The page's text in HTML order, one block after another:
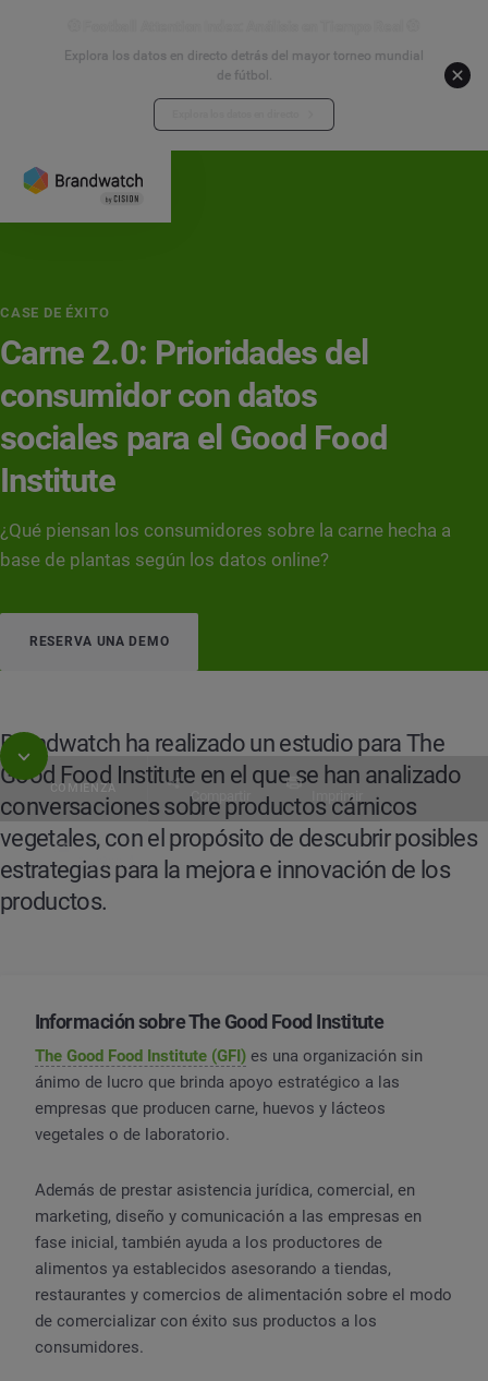
Explora los datos en directo detrás del mayor torneo mundial
de fútbol.
CASE DE ÉXITO
Carne 2.0: Prioridades del
consumidor con datos
sociales para el Good Food
Institute
¿Qué piensan los consumidores sobre la carne hecha a
base de plantas según los datos online?
RESERVA UNA DEMO
Case de éxito Carne 2.0: Prioridades del
COMIENZA Compartir Imprimir
Contenido
Brandwatch ha realizado un estudio para The
Good Food Institute en el que se han analizado
conversaciones sobre productos cárnicos
vegetales, con el propósito de descubrir posibles
estrategias para la mejora e innovación de los
productos.
Información sobre The Good Food Institute
The Good Food Institute (GFI)es una organización sin
ánimo de lucro que brinda apoyo estratégico a las
empresas que producen carne, huevos y lácteos
vegetales o de laboratorio.
Además de prestar asistencia jurídica, comercial, en
marketing, diseño y comunicación a las empresas en
fase inicial, también ayuda a los productores de
alimentos ya establecidos asesorando a tiendas,
restaurantes y comercios de alimentación sobre el modo
de comercializar con éxito sus productos a los
consumidores.